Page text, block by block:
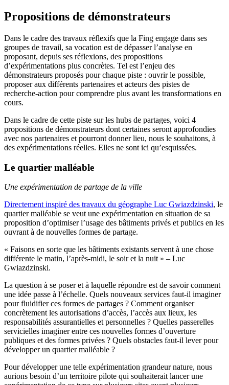
Propositions de démonstrateurs
Dans le cadre des travaux réflexifs que la Fing engage dans ses
groupes de travail, sa vocation est de dépasser l’analyse en
proposant, depuis ses réflexions, des propositions
d’expérimentations plus concrètes. Tel est l’enjeu des
démonstrateurs proposés pour chaque piste : ouvrir le possible,
proposer aux différents partenaires et acteurs des pistes de
recherche-action pour comprendre plus avant les transformations en
cours.
Dans le cadre de cette piste sur les hubs de partages, voici 4
propositions de démonstrateurs dont certaines seront approfondies
avec nos partenaires et pourront donner lieu, nous le souhaitons, à
des expérimentations réelles. Elles ne sont ici qu’esquissées.
Le quartier malléable
Une expérimentation de partage de la ville
Directement inspiré des travaux du géographe Luc Gwiazdzinski, le
quartier malléable se veut une expérimentation en situation de sa
proposition d’optimiser l’usage des bâtiments privés et publics en les
ouvrant à de nouvelles formes de partage.
« Faisons en sorte que les bâtiments existants servent à une chose
différente le matin, l’après-midi, le soir et la nuit » – Luc
Gwiazdzinski.
La question à se poser et à laquelle répondre est de savoir comment
une idée passe à l’échelle. Quels nouveaux services faut-il imaginer
pour fluidifier ces formes de partages ? Comment organiser
concrètement les autorisations d’accès, l’accès aux lieux, les
responsabilités assurantielles et personnelles ? Quelles passerelles
servicielles imaginer entre ces nouvelles formes d’ouverture
publiques et des formes privées ? Quels obstacles faut-il lever pour
développer un quartier malléable ?
Pour développer une telle expérimentation grandeur nature, nous
aurions besoin d’un territoire pilote qui souhaiterait lancer une